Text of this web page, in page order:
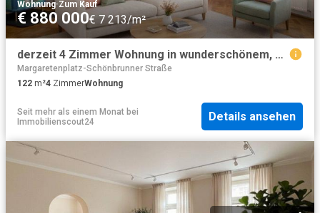
Wohnung·Zum Kauf
€ 880 000€ 7 213/m²
derzeit 4 Zimmer Wohnung in wunderschönem, denkmalgeschütztem Gründerzeithaus nahe Belvedere Gestalten Sie gerne Ihren eigene Wohnung
Margaretenplatz-Schönbrunner Straße
122 m²4 ZimmerWohnung
Seit mehr als einem Monat bei
Immobilienscout24
Details ansehen